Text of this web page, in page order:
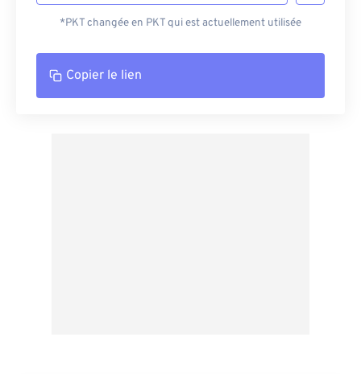
*PKT changée en PKT qui est actuellement utilisée
Copier le lien